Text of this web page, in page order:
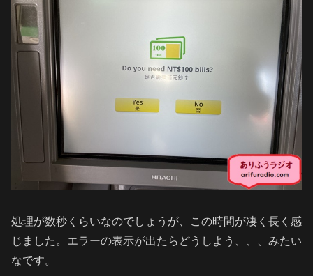
処理が数秒くらいなのでしょうが、この時間が凄く長く感
じました。エラーの表示が出たらどうしよう、、、みたい
なです。